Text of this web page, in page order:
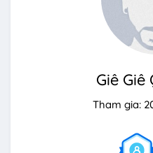
Giê Giê
Tham gia: